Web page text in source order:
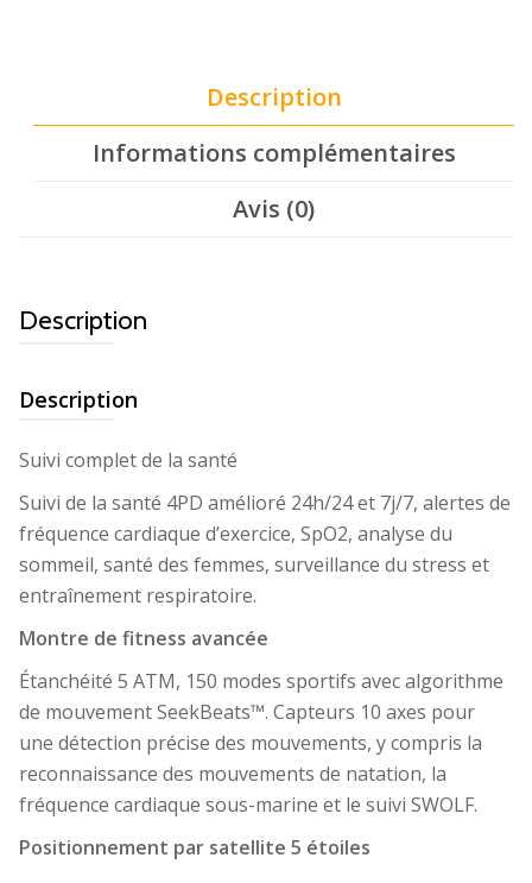
Description
Informations complémentaires
Avis (0)
Description
Description
Suivi complet de la santé
Suivi de la santé 4PD amélioré 24h/24 et 7j/7, alertes de
fréquence cardiaque d’exercice, SpO2, analyse du
sommeil, santé des femmes, surveillance du stress et
entraînement respiratoire.
Montre de fitness avancée
Étanchéité 5 ATM, 150 modes sportifs avec algorithme
de mouvement SeekBeats™. Capteurs 10 axes pour
une détection précise des mouvements, y compris la
reconnaissance des mouvements de natation, la
fréquence cardiaque sous-marine et le suivi SWOLF.
Positionnement par satellite 5 étoiles